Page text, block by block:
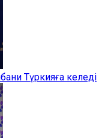
Түркияға келеді